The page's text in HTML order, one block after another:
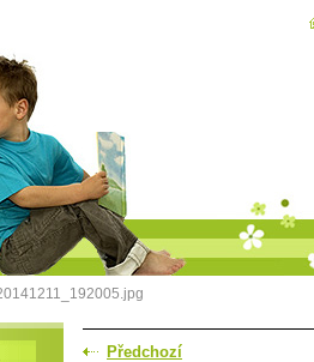
Předchozí